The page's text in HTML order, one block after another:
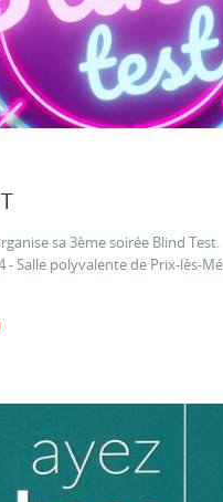
sa 3ème soirée Blind
- Salle polyvalente de Prix-lès-